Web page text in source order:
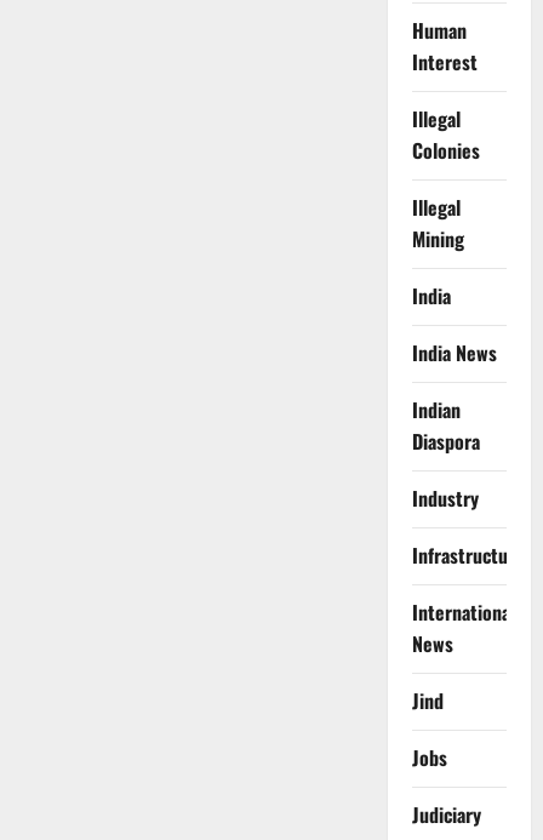
Human
Interest
Illegal
Colonies
Illegal
Mining
India
India News
Indian
Diaspora
Industry
Infrastructure
International
News
Jind
Jobs
Judiciary